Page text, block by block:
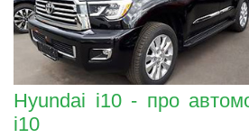
Hyundai i10 - про
i10